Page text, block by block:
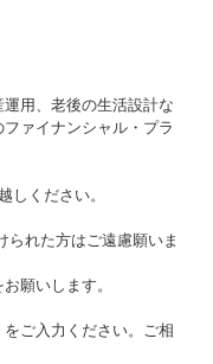
用、老後の生活設計な
ァイナンシャル・プラ
しください。
れた方はご遠慮願いま
願いします。
ご入力ください。ご相